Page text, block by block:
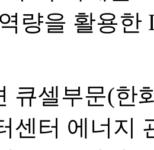
량을 활용한
큐셀부문(한
센터 에너지